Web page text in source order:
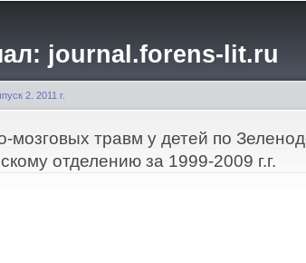
содержанию
journal.forens-lit.ru
2. 2011 г.
травм у детей по
отделению за 1999-2009 г.г.